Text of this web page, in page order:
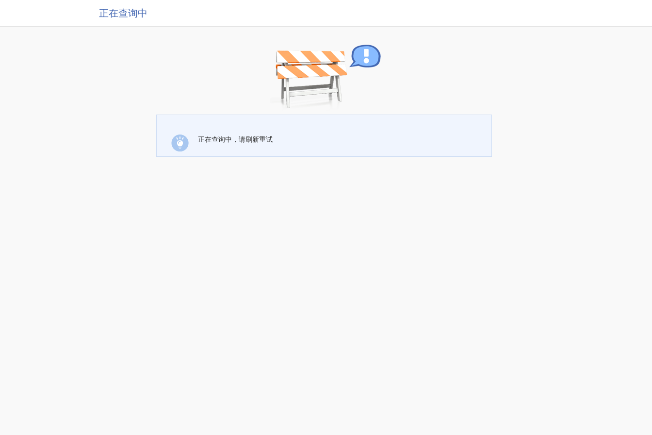
正在查询中
正在查询中，请刷新重试